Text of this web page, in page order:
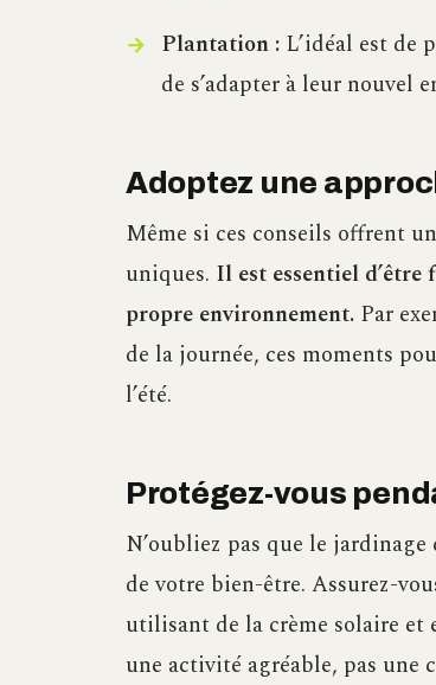
Plantation :L’idéal est de
de s’adapter à leur nouvel
Adoptez une
Même si ces conseils offrent
uniques. Il est essentiel
propre environnement. Par
de la journée, ces moments
l’été.
Protégez-vous
N’oubliez pas que le
de votre bien-être. Assurez-
utilisant de la crème solaire et
une activité agréable, pas une